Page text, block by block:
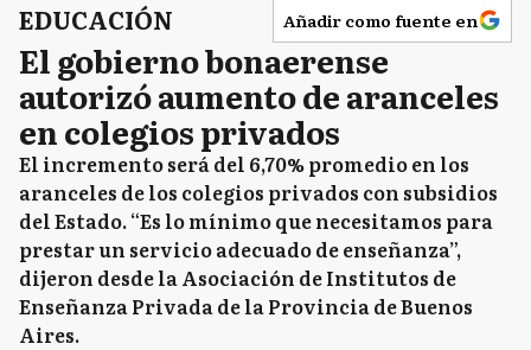
EDUCACIÓN Añadir como fuente en
El gobierno bonaerense
autorizó aumento de aranceles
en colegios privados
El incremento será del 6,70% promedio en los
aranceles de los colegios privados con subsidios
del Estado. “Es lo mínimo que necesitamos para
prestar un servicio adecuado de enseñanza”,
dijeron desde la Asociación de Institutos de
Enseñanza Privada de la Provincia de Buenos
Aires.